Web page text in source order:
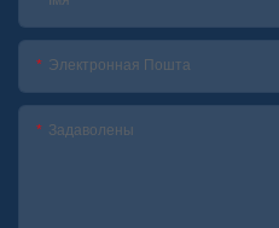
Электронная Пошта
Задаволены